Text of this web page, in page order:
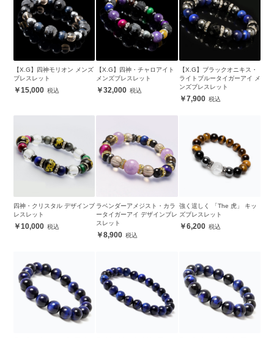
【X.G】四神モリオン メンズ
ブレスレット
15,000
【X.G】四神・チャロアイト
メンズブレスレット
32,000
【X.G】ブラックオニキス・
ライトブルータイガーアイ メ
ンズブレスレット
7,900
四神・クリスタル デザインブ
レスレット
10,000
ラベンダーアメジスト・カラ
ータイガーアイ デザインブレ
スレット
8,900
強く逞しく 「The 虎」 キッ
ズブレスレット
6,200